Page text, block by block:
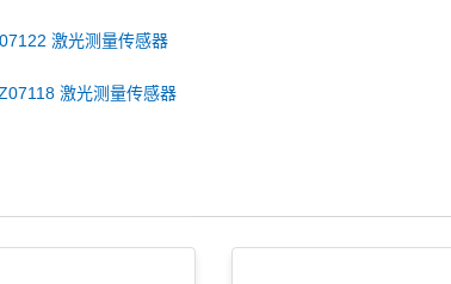
激光测量传感器
激光测量传感器